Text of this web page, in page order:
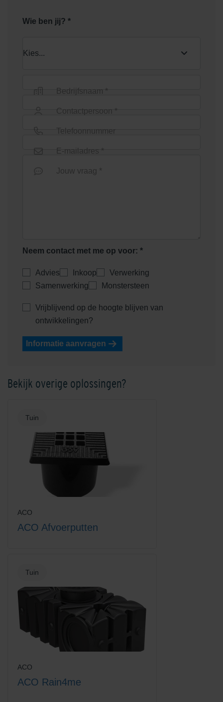
Wie ben jij? *
Bedrijfsnaam *
Contactpersoon *
Telefoonnummer
E-mailadres *
Jouw vraag *
Neem contact met me op voor: *
Advies Inkoop
Verwerking
Samenwerking
Monstersteen
Vrijblijvend op de hoogte blijven van
ontwikkelingen?
Informatie aanvragen
Bekijk overige oplossingen?
Tuin
ACO
ACO Afvoerputten
Tuin
ACO
ACO Rain4me